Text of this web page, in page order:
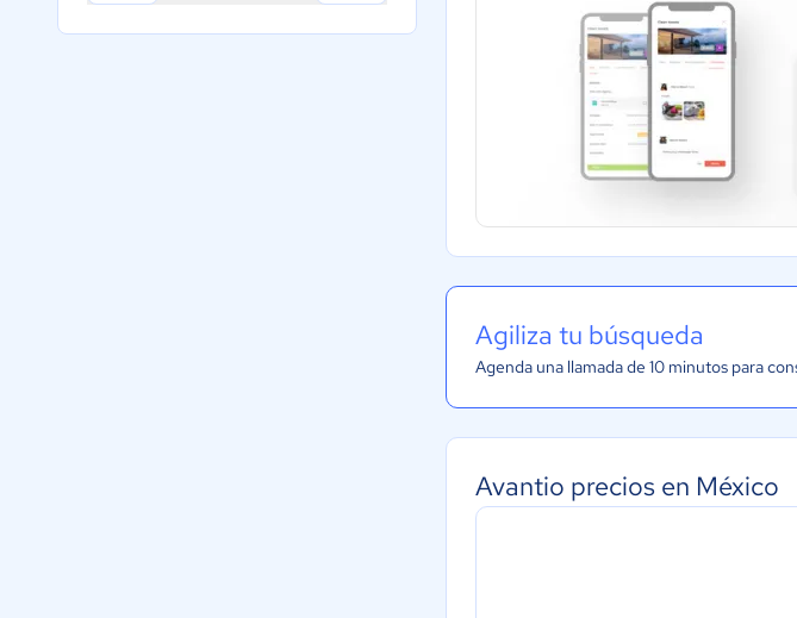
Agiliza tu búsqueda
Agenda una llamada de 10 minutos para
Avantio precios en México